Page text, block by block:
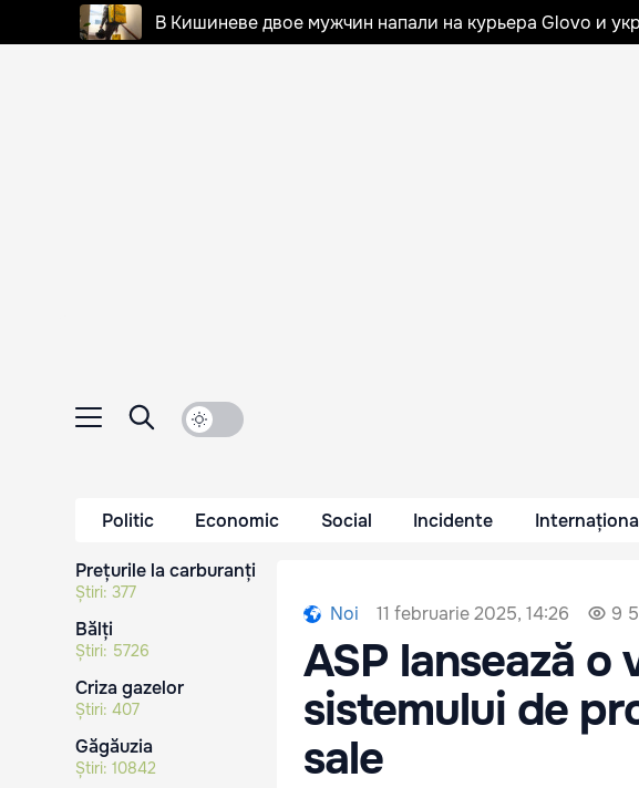
В Кишиневе двое мужчин напали на курьера Glovo и
Politic Economic Social Incidente
Prețurile la carburanți
Știri: 377
Bălți
Știri: 5726
Criza gazelor
Știri: 407
Găgăuzia
Știri: 10842
Noi 11 februarie 2025, 14:26 9
ASP lansează o
sistemului de
sale